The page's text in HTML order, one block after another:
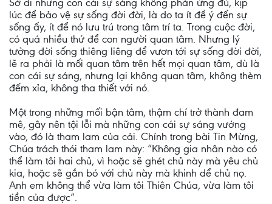
Sở dĩ những con cái sự sáng không phản ứng đủ, kịp
lúc để bảo vệ sự sống đời đời, là do ta ít để ý đến sự
sống ấy, ít để nó lưu trú trong tâm trí ta. Trong cuộc đời,
có quá nhiều thứ để con người quan tâm. Nhưng lý
tưởng đời sống thiêng liêng để vươn tới sự sống đời đời,
lẽ ra phải là mối quan tâm trên hết mọi quan tâm, dù là
con cái sự sáng, nhưng lại không quan tâm, không thèm
đếm xỉa, không tha thiết với nó.
Một trong những mối bận tâm, thậm chí trở thành đam
mê, gây nên tội lỗi mà những con cái sự sáng vướng
vào, đó là tham lam của cải. Chính trong bài Tin Mừng,
Chúa trách thói tham lam này: “Không gia nhân nào có
thể làm tôi hai chủ, vì hoặc sẽ ghét chủ này mà yêu chủ
kia, hoặc sẽ gắn bó với chủ này mà khinh dể chủ nọ.
Anh em không thể vừa làm tôi Thiên Chúa, vừa làm tôi
tiền của được”.